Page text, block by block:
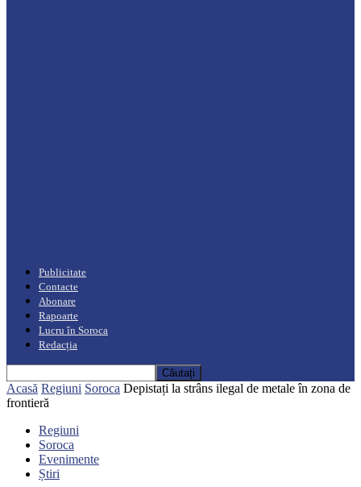
Publicitate
Contacte
Abonare
Rapoarte
Lucru în Soroca
Redacția
Acasă Regiuni Soroca Depistați la strâns ilegal de metale în zona de
frontieră
Regiuni
Soroca
Evenimente
Știri